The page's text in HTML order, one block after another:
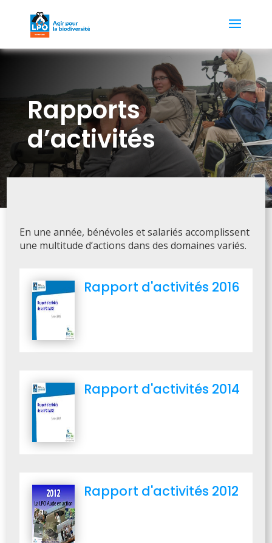
Rapports
d’activités
En une année, bénévoles et salariés accomplissent
une multitude d’actions dans des domaines variés.
Rapport d'activités 2016
Rapport d'activités 2014
Rapport d'activités 2012